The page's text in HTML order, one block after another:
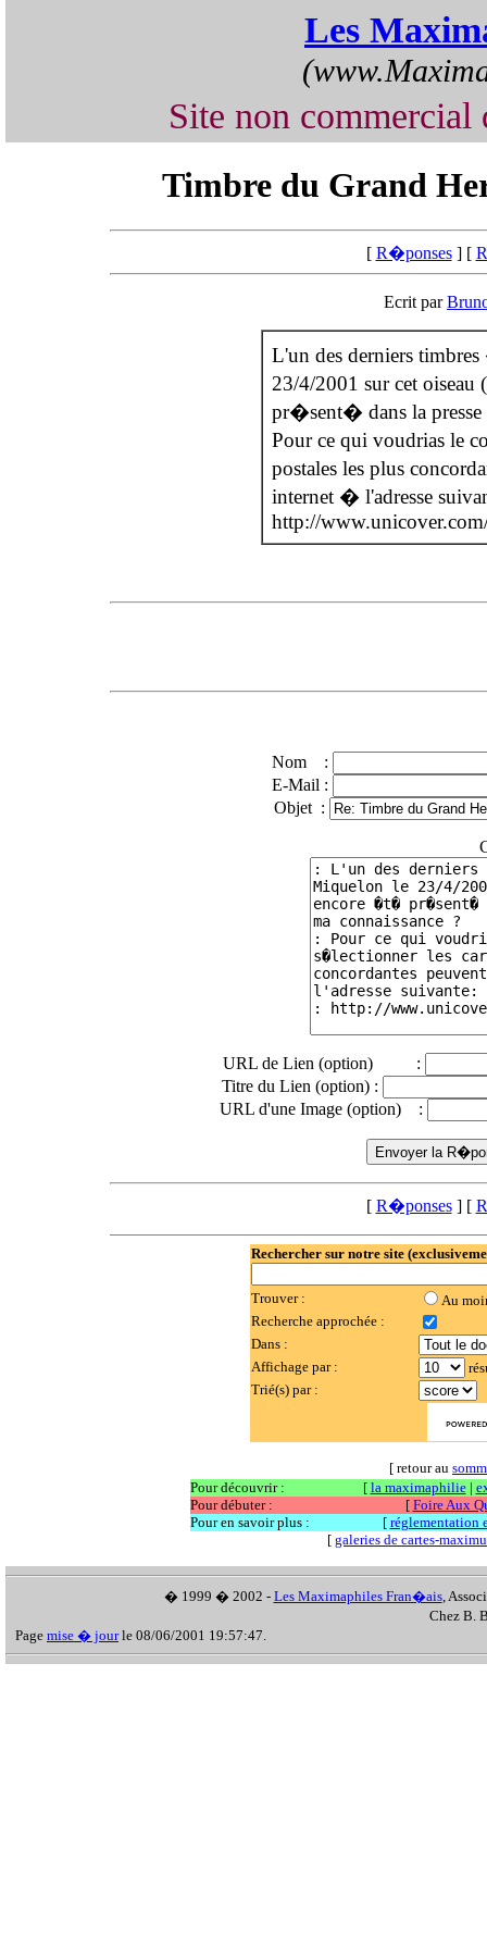
Les
Site non
Timbre du Grand
[ R�ponses] [
Ecrit par
L'un des derniers
23/4/2001 sur cet
pr�sent� dans la
Pour ce qui voudrias le
postales les plus
internet � l'adresse
http://
Nom :
E-Mail :
Objet :
URL de Lien (option) :
Titre du Lien (option) :
URL d'une Image (option) :
[ R�ponses] [
Rechercher sur notre site
Trouver :
Au
Recherche approchée :
Dans :
Affichage par :
Trié(s) par :
[ retour au
Pour découvrir :
[ la maximaphilie|
Pour débuter :
[ Foire Aux
Pour en savoir plus :
[ réglementation
[ galeries de cartes-
� 1999 � 2002 - Les Maximaphiles Fran�ais,
Chez B.
Page mise � jourle 08/06/2001 19:57:47.